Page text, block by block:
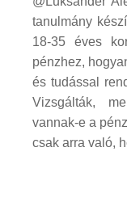
tanulmány
18-35 éves
pénzhez,
és tudással
Vizsgálták,
vannak-e a
csak arra való,